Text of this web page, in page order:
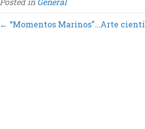
o
o
k
e
r
d
I
n
← “Momentos Marinos”…Arte